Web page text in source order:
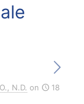
N.D. on
18